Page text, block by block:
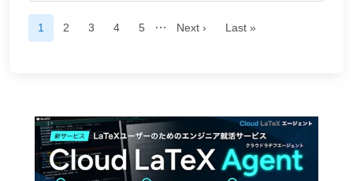
1 2 3 4 5 … Next › Last »